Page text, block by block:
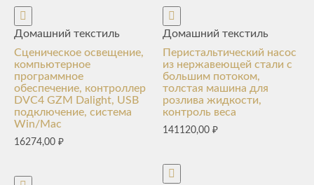
Домашний текстиль
Сценическое освещение,
компьютерное
программное
обеспечение, контроллер
DVC4 GZM Dalight, USB
подключение, система
Win/Mac
16274,00 ₽
Домашний текстиль
Перистальтический насос
из нержавеющей стали с
большим потоком,
толстая машина для
розлива жидкости,
контроль веса
141120,00₽